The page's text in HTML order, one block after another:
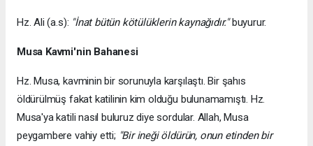
Hz. Ali (a.s): "İnat bütün kötülüklerin kaynağıdır."buyurur.
Musa Kavmi'nin Bahanesi
Hz. Musa, kavminin bir sorunuyla karşılaştı. Bir şahıs
öldürülmüş fakat katilinin kim olduğu bulunamamıştı. Hz.
Musa'ya katili nasıl buluruz diye sordular. Allah, Musa
peygambere vahiy etti; "Bir ineği öldürün, onun etinden bir